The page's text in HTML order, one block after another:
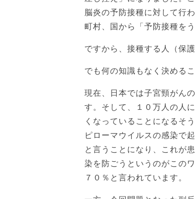
脳炎の予防接種に対して行
町村、国から「予防接種を
ですから、接種する人（保
でも何の知識もなく決める
現在、日本では子宮頸がん
す。そして、１０万人の人
くなっていることになるそ
ピローマウイルスの感染で
と言うことになり、これが
染を防ごうというのがこの
７０％と言われています。